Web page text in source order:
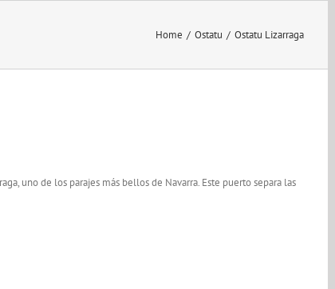
Home / Ostatu / Ostatu Lizarraga
uno de los parajes más bellos de Navarra. Este puerto separa las